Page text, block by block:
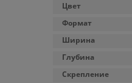
Цвет
Формат
Ширина
Глубина
Скрепление